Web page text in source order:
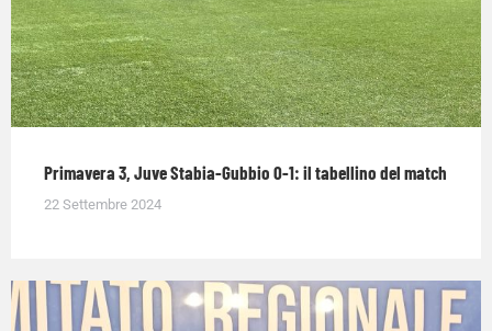
Primavera 3, Juve Stabia-Gubbio 0-1: il tabellino del match
22 Settembre 2024